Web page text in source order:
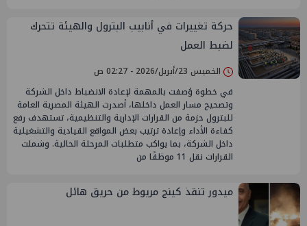
حركة تغييرات في أنابيب البترول والهيئة تتحرك
لضبط العمل
الخميس 23/أبريل/2026 - 02:27 ص
في خطوة وُصفت بالمهمة لإعادة الانضباط داخل الشركة
وتصحيح مسار العمل داخلها، أصدرت الهيئة المصرية العامة
للبترول حزمة من القرارات الإدارية والتنظيمية، تستهدف رفع
كفاءة الأداء وإعادة ترتيب بعض المواقع القيادية والتشغيلية
داخل الشركة، بما يواكب متطلبات المرحلة الحالية. وشملت
القرارات نقل 11 موظفًا من
ميدور تنقذ كينج مريوط من حريق هائل